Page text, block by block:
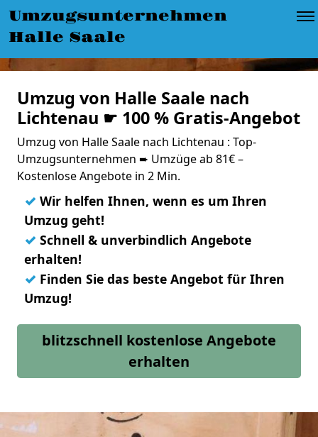
Umzugsunternehmen
Halle Saale
Umzug von Halle Saale nach
Lichtenau ☛ 100 % Gratis-Angebot
Umzug von Halle Saale nach Lichtenau : Top-
Umzugsunternehmen ➨ Umzüge ab 81€ –
Kostenlose Angebote in 2 Min.
✓ Wir helfen Ihnen, wenn es um Ihren
Umzug geht!
✓ Schnell & unverbindlich Angebote
erhalten!
✓ Finden Sie das beste Angebot für Ihren
Umzug!
blitzschnell kostenlose Angebote
erhalten